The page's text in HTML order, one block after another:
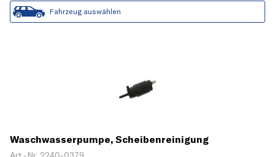
Fahrzeug auswählen
Waschwasserpumpe, Scheibenreinigung